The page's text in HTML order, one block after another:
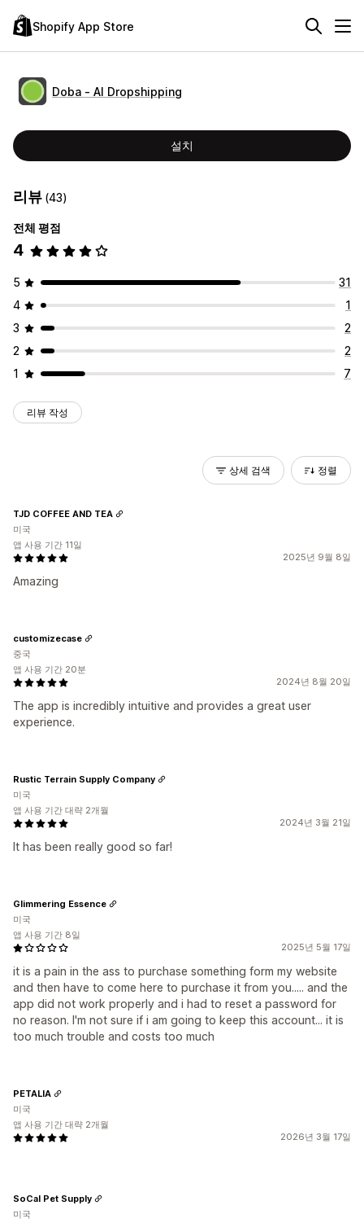
Shopify App Store
Doba ‑ AI Dropshipping
설치
리뷰 (43)
전체 평점
4
5
31
4
1
3
2
2
2
1
7
리뷰 작성
상세 검색 정렬
2025년 9월 8일
Amazing
TJD COFFEE AND TEA
미국
앱 사용 기간 11일
2024년 8월 20일
The app is incredibly intuitive and provides a great user
experience.
customizecase
중국
앱 사용 기간 20분
2024년 3월 21일
It has been really good so far!
Rustic Terrain Supply Company
미국
앱 사용 기간 대략 2개월
2025년 5월 17일
it is a pain in the ass to purchase something form my website
and then have to come here to purchase it from you..... and the
app did not work properly and i had to reset a password for
no reason. I'm not sure if i am going to keep this account... it is
too much trouble and costs too much
Glimmering Essence
미국
앱 사용 기간 8일
2026년 3월 17일
PETALIA
미국
앱 사용 기간 대략 2개월
SoCal Pet Supply
미국